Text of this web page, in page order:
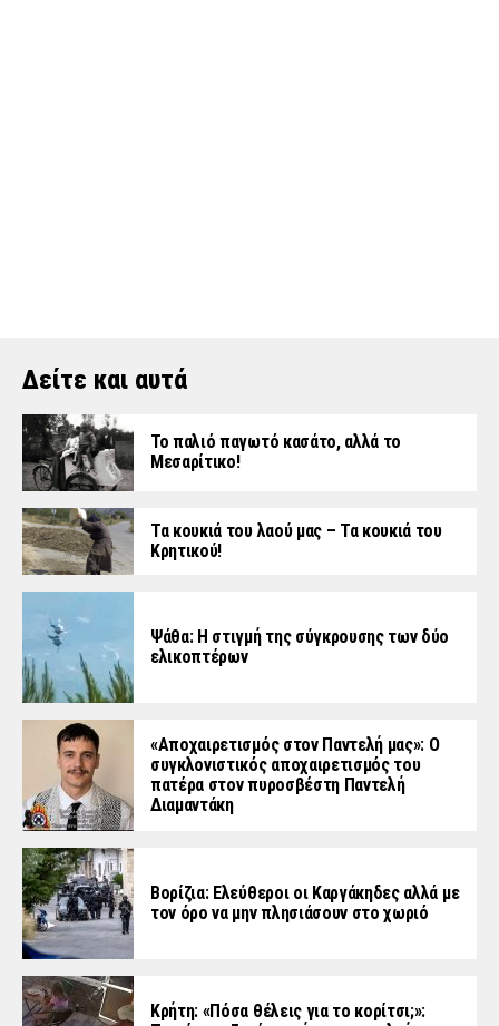
Δείτε και αυτά
Το παλιό παγωτό κασάτο, αλλά το
Μεσαρίτικο!
Τα κουκιά του λαού μας – Τα κουκιά του
Κρητικού!
Ψάθα: Η στιγμή της σύγκρουσης των δύο
ελικοπτέρων
«Aποχαιρετισμός στον Παντελή μας»: Ο
συγκλονιστικός αποχαιρετισμός του
πατέρα στον πυροσβέστη Παντελή
Διαμαντάκη
Βορίζια: Ελεύθεροι οι Καργάκηδες αλλά με
τον όρο να μην πλησιάσουν στο χωριό
Κρήτη: «Πόσα θέλεις για το κορίτσι;»: